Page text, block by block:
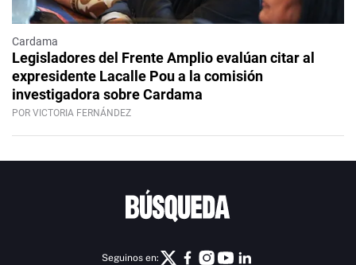
Cardama
Legisladores del Frente Amplio evalúan citar al
expresidente Lacalle Pou a la comisión
investigadora sobre Cardama
POR VICTORIA FERNÁNDEZ
Seguinos en: